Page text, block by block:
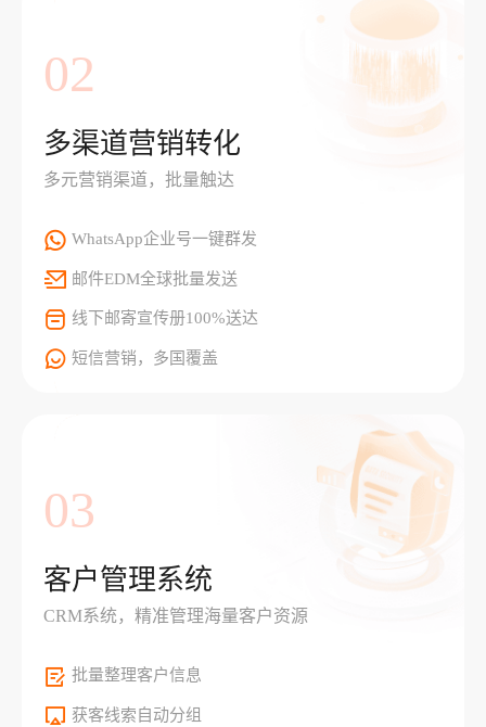
02
多渠道营销转化
多元营销渠道，批量触达
WhatsApp企业号一键群发
邮件EDM全球批量发送
线下邮寄宣传册100%送达
短信营销，多国覆盖
03
客户管理系统
CRM系统，精准管理海量客户资源
批量整理客户信息
获客线索自动分组